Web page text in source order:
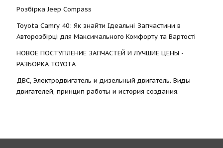
Розбірка Jeep Compass
Toyota Camry 40: Як знайти Ідеальні Запчастини в
Авторозбірці для Максимального Комфорту та Вартості
НОВОЕ ПОСТУПЛЕНИЕ ЗАПЧАСТЕЙ И ЛУЧШИЕ ЦЕНЫ -
РАЗБОРКА TOYOTА
ДВС, Электродвигатель и дизельный двигатель. Виды
двигателей, принцип работы и история создания.